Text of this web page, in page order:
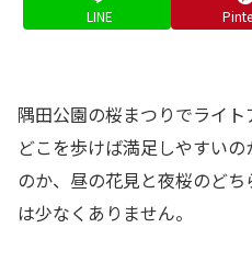
LINE
隅田公園の桜まつりでライト
どこを歩けば満足しやすい
のか、昼の花見と夜桜のど
は少なくありません。